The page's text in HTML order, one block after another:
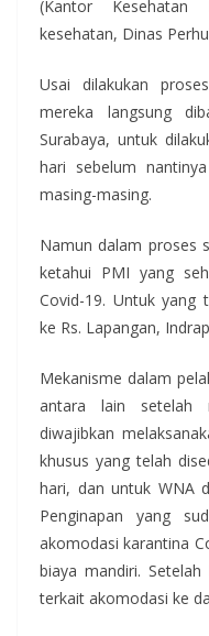
(Kantor
kesehatan, Dinas
Usai dilakukan
mereka langsung
Surabaya, untuk
hari sebelum
masing-masing.
Namun dalam proses
ketahui PMI yang
Covid-19. Untuk yang
ke Rs. Lapangan,
Mekanisme dalam
antara lain setelah
diwajibkan
khusus yang telah
hari, dan untuk WNA
Penginapan yang
akomodasi karantina
biaya mandiri.
terkait akomodasi ke